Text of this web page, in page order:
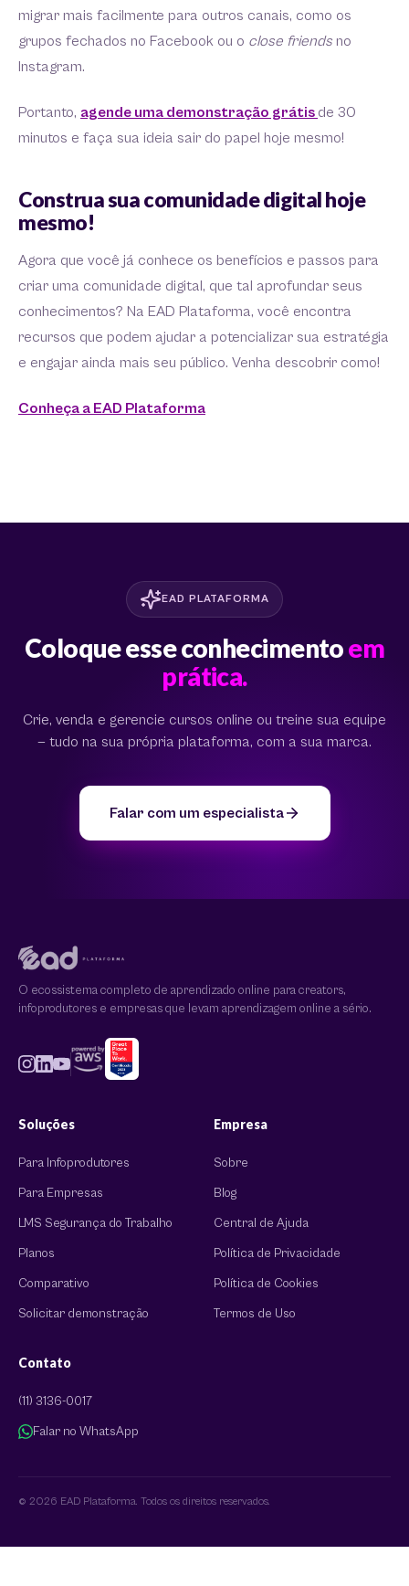
migrar mais facilmente para outros canais, como os
grupos fechados no Facebook ou o close friends no
Instagram.
Portanto, agende uma demonstração grátis de 30
minutos e faça sua ideia sair do papel hoje mesmo!
Construa sua comunidade digital hoje
mesmo!
Agora que você já conhece os benefícios e passos para
criar uma comunidade digital, que tal aprofundar seus
conhecimentos? Na EAD Plataforma, você encontra
recursos que podem ajudar a potencializar sua estratégia
e engajar ainda mais seu público. Venha descobrir como!
Conheça a EAD Plataforma
EAD PLATAFORMA
Coloque esse conhecimentoem
prática.
Crie, venda e gerencie cursos online ou treine sua equipe
— tudo na sua própria plataforma, com a sua marca.
Falar com um especialista
O ecossistema completo de aprendizado online para creators,
infoprodutores e empresas que levam aprendizagem online a sério.
Soluções
Para Infoprodutores
Para Empresas
LMS Segurança do Trabalho
Planos
Comparativo
Solicitar demonstração
Empresa
Sobre
Blog
Central de Ajuda
Política de Privacidade
Política de Cookies
Termos de Uso
Contato
(11) 3136-0017
Falar no WhatsApp
© 2026 EAD Plataforma. Todos os direitos reservados.